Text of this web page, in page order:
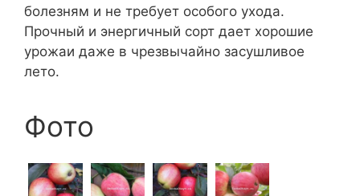
болезням и не требует особого ухода.
Прочный и энергичный сорт дает хорошие
урожаи даже в чрезвычайно засушливое
лето.
Фото